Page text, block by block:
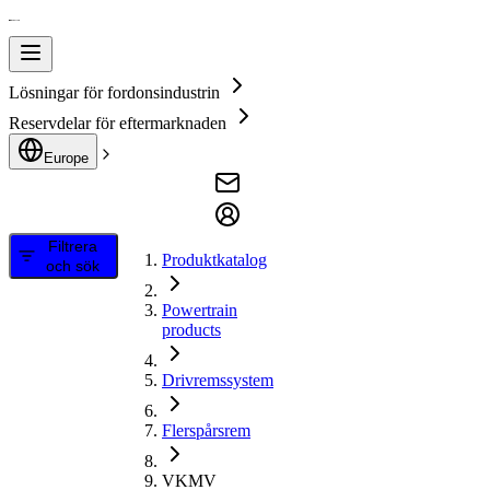
Lösningar för fordonsindustrin
Reservdelar för eftermarknaden
Europe
Filtrera
och sök
Produktkatalog
Powertrain
products
Drivremssystem
Flerspårsrem
VKMV